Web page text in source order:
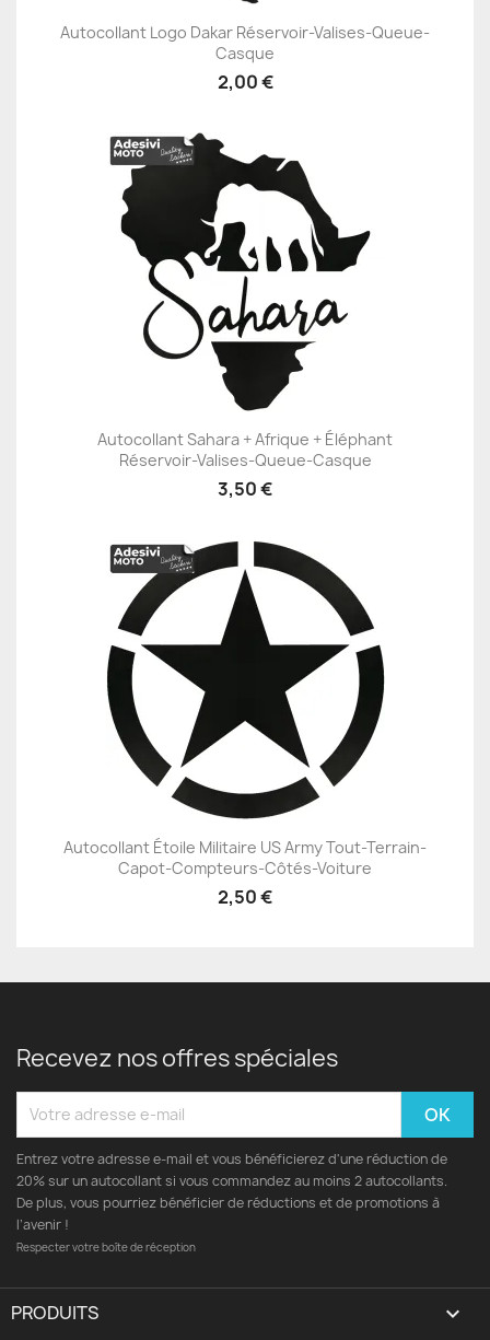
Autocollant Logo Dakar Réservoir-Valises-Queue-
Casque
2,00 €
Autocollant Sahara + Afrique + Éléphant
Réservoir-Valises-Queue-Casque
3,50 €
Autocollant Étoile Militaire US Army Tout-Terrain-
Capot-Compteurs-Côtés-Voiture
2,50 €
Recevez nos offres spéciales
Entrez votre adresse e-mail et vous bénéficierez d'une réduction de
20% sur un autocollant si vous commandez au moins 2 autocollants.
De plus, vous pourriez bénéficier de réductions et de promotions à
l’avenir !
Respecter votre boîte de réception
PRODUITS 